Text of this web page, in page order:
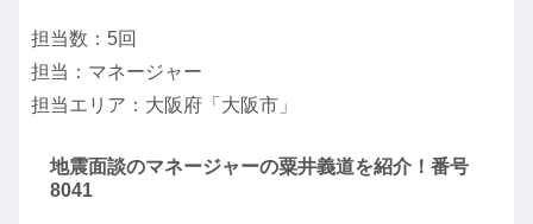
担当数：5回
担当：マネージャー
担当エリア：大阪府「大阪市」
地震面談のマネージャーの粟井義道を紹介！番号
8041